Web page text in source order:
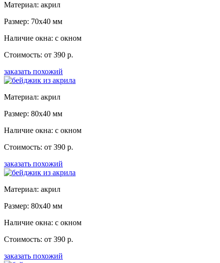
Материал: акрил
Размер: 70x40 мм
Наличие окна: с окном
Стоимость: от 390 р.
заказать похожий
Материал: акрил
Размер: 80x40 мм
Наличие окна: с окном
Стоимость: от 390 р.
заказать похожий
Материал: акрил
Размер: 80x40 мм
Наличие окна: с окном
Стоимость: от 390 р.
заказать похожий